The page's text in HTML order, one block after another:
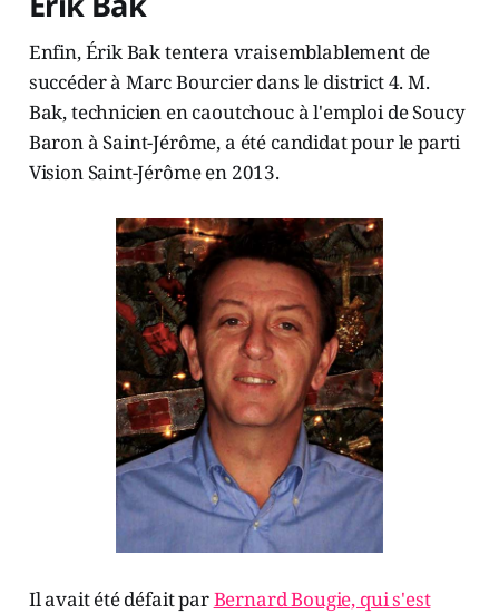
Enfin, Érik Bak tentera vraisemblablement de
succéder à Marc Bourcier dans le district 4. M.
Bak, technicien en caoutchouc à l'emploi de Soucy
Baron à Saint-Jérôme, a été candidat pour le parti
Vision Saint-Jérôme en 2013.
Il avait été défait parBernard Bougie, qui s'est